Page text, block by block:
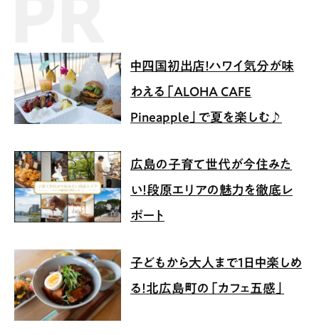
中四国初出店！ハワイ気分が味
わえる「ALOHA CAFE
Pineapple」で夏を楽しむ♪
広島の子育て世代が今住みた
い！段原エリアの魅力を徹底レ
ポート
子どもから大人まで1日中楽しめ
る！北広島町の「カフェ五感」